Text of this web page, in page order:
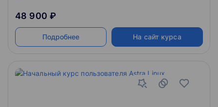
48 900 ₽
Подробнее На сайт курса